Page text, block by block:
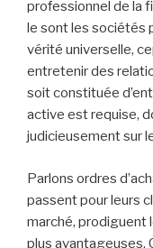
savoir
Puis-je vous
d’intrigues et de
courtier, un agent de
les chiffres et un as
Un agent de
terme un peu
dissiper le